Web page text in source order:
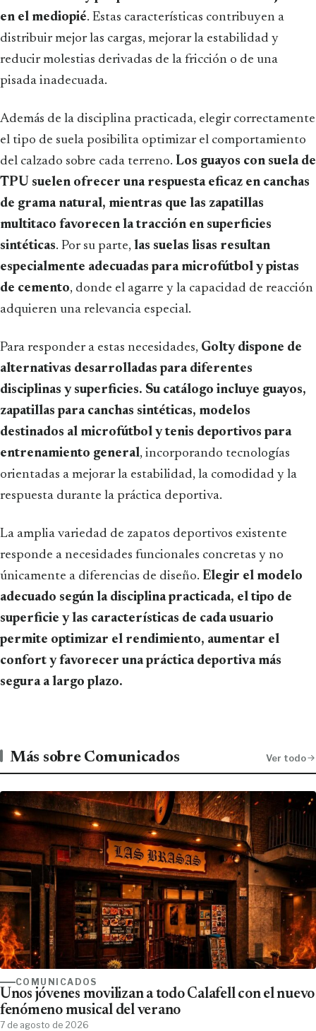
en el mediopié. Estas características contribuyen a
distribuir mejor las cargas, mejorar la estabilidad y
reducir molestias derivadas de la fricción o de una
pisada inadecuada.
Además de la disciplina practicada, elegir correctamente
el tipo de suela posibilita optimizar el comportamiento
del calzado sobre cada terreno. Los guayos con suela de
TPU suelen ofrecer una respuesta eficaz en canchas
de grama natural, mientras que las zapatillas
multitaco favorecen la tracción en superficies
sintéticas. Por su parte, las suelas lisas resultan
especialmente adecuadas para microfútbol y pistas
de cemento, donde el agarre y la capacidad de reacción
adquieren una relevancia especial.
Para responder a estas necesidades, Golty dispone de
alternativas desarrolladas para diferentes
disciplinas y superficies. Su catálogo incluye guayos,
zapatillas para canchas sintéticas, modelos
destinados al microfútbol y tenis deportivos para
entrenamiento general, incorporando tecnologías
orientadas a mejorar la estabilidad, la comodidad y la
respuesta durante la práctica deportiva.
La amplia variedad de zapatos deportivos existente
responde a necesidades funcionales concretas y no
únicamente a diferencias de diseño. Elegir el modelo
adecuado según la disciplina practicada, el tipo de
superficie y las características de cada usuario
permite optimizar el rendimiento, aumentar el
confort y favorecer una práctica deportiva más
segura a largo plazo.
Más sobre Comunicados Ver todo
COMUNICADOS
Unos jóvenes movilizan a todo Calafell con el nuevo
fenómeno musical del verano
7 de agosto de 2026